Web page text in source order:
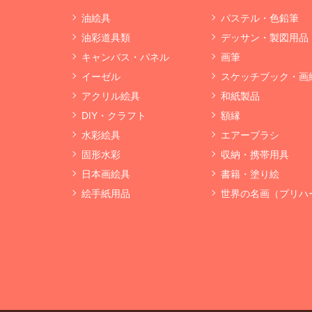
油絵具
油彩道具類
キャンバス・パネル
イーゼル
アクリル絵具
DIY・クラフト
水彩絵具
固形水彩
日本画絵具
絵手紙用品
パステル・色鉛筆
デッサン・製図用品
画筆
スケッチブック・画
和紙製品
額縁
エアーブラシ
収納・携帯用具
書籍・塗り絵
世界の名画（プリハ